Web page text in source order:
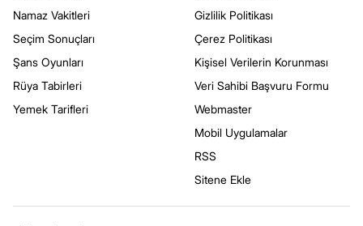
Namaz Vakitleri
Seçim Sonuçları
Şans Oyunları
Rüya Tabirleri
Yemek Tarifleri
Gizlilik Politikası
Çerez Politikası
Kişisel Verilerin Korunması
Veri Sahibi Başvuru Formu
Webmaster
Mobil Uygulamalar
RSS
Sitene Ekle